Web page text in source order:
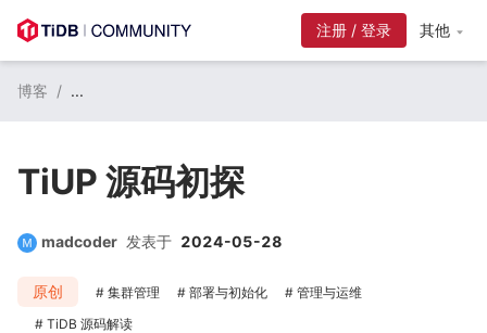
注册 / 登录 其他
博客 / ...
TiUP 源码初探
madcoder 发表于 2024-05-28
原创 集群管理 部署与初始化
管理与运维
TiDB 源码解读